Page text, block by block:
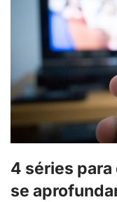
4 séries para
se